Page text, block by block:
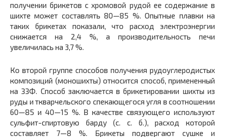
получении брикетов с хромовой рудой ее содержание в
шихте может составлять 80—85 %. Опытные плавки на
таких брикетах показали, что расход электроэнергии
снижается на 2,4 %, а производительность печи
увеличилась на 3,7 %.
Ко второй группе способов получения рудоуглеродистых
композиций (моношихты) относится способ, примененный
на ЗЗФ. Способ заключается в брикетировании шихты из
руды и ткварчельского спекающегося угля в соотношении
60—85 и 40—15 %. В качестве связующего используют
сульфит-спиртовую барду (с. с. б.), расход которой
составляет 7—8 %. Брикеты подвергают сушке и